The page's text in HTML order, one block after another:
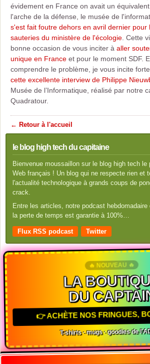
évidement en France on avait un
l'arche de la défense, le musée de
s'est fait foutre dehors en avril dernier pour
sauteries du ministère de l'écologie . Cette
bonne occasion de vous inciter à aller
unique en France et pour le moment SDF.
comprendre le problème, je vous incite
cette excellente interview de Philippe
Musée de l’Informatique, réalisé par notre
Quadratour.
← Retour à l'accueil
le blog high tech du capitaine
Bienvenue moussaillon sur le blog high tech le
Web français ! Un blog qui ne respecte rien et
l'actualité technologique à grands coups de
crack.
Entre les articles, notre podcast
la perte de temps est garantie à 100%…
Flux RSS podcast Twitter
🔥 NOUVEAU 🔥
LA
DU
👉 ACHÈTE NOS FRINGUES,
T-shirts · mugs · goodies de